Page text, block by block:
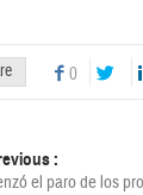
0
:
el paro de los